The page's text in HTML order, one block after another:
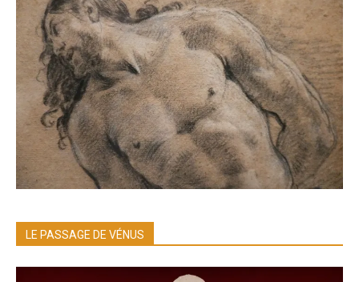
LE PASSAGE DE VÉNUS